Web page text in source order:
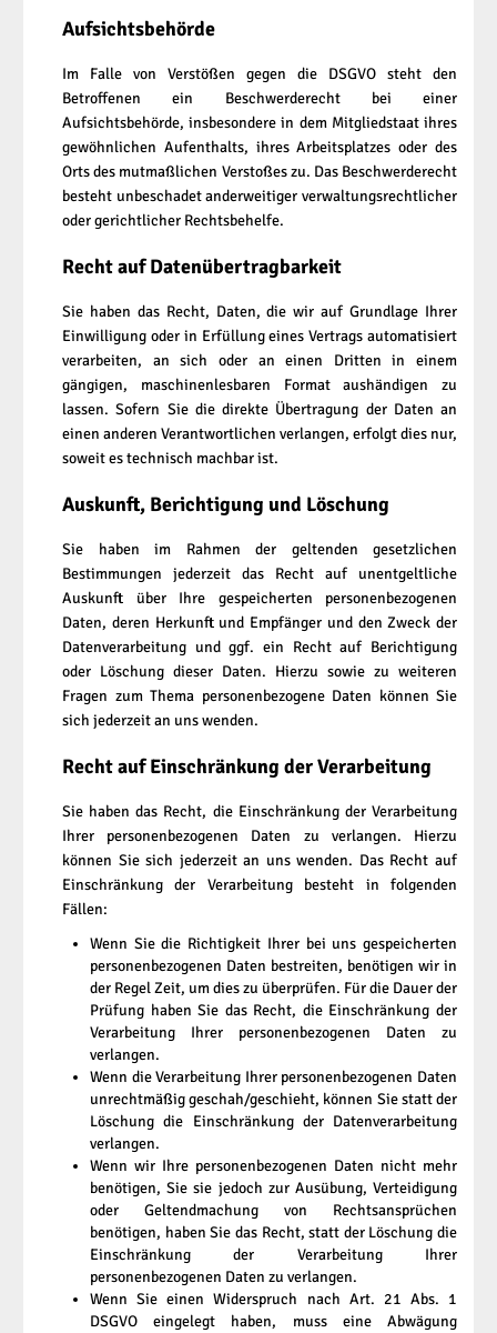
Aufsichts­behörde
Im Falle von Verstößen gegen die DSGVO steht den
Betroffenen ein Beschwerderecht bei einer
Aufsichtsbehörde, insbesondere in dem Mitgliedstaat ihres
gewöhnlichen Aufenthalts, ihres Arbeitsplatzes oder des
Orts des mutmaßlichen Verstoßes zu. Das Beschwerderecht
besteht unbeschadet anderweitiger verwaltungsrechtlicher
oder gerichtlicher Rechtsbehelfe.
Recht auf Daten­übertrag­barkeit
Sie haben das Recht, Daten, die wir auf Grundlage Ihrer
Einwilligung oder in Erfüllung eines Vertrags automatisiert
verarbeiten, an sich oder an einen Dritten in einem
gängigen, maschinenlesbaren Format aushändigen zu
lassen. Sofern Sie die direkte Übertragung der Daten an
einen anderen Verantwortlichen verlangen, erfolgt dies nur,
soweit es technisch machbar ist.
Auskunft, Berichtigung und Löschung
Sie haben im Rahmen der geltenden gesetzlichen
Bestimmungen jederzeit das Recht auf unentgeltliche
Auskunft über Ihre gespeicherten personenbezogenen
Daten, deren Herkunft und Empfänger und den Zweck der
Datenverarbeitung und ggf. ein Recht auf Berichtigung
oder Löschung dieser Daten. Hierzu sowie zu weiteren
Fragen zum Thema personenbezogene Daten können Sie
sich jederzeit an uns wenden.
Recht auf Einschränkung der Verarbeitung
Sie haben das Recht, die Einschränkung der Verarbeitung
Ihrer personenbezogenen Daten zu verlangen. Hierzu
können Sie sich jederzeit an uns wenden. Das Recht auf
Einschränkung der Verarbeitung besteht in folgenden
Fällen:
Wenn Sie die Richtigkeit Ihrer bei uns gespeicherten
personenbezogenen Daten bestreiten, benötigen wir in
der Regel Zeit, um dies zu überprüfen. Für die Dauer der
Prüfung haben Sie das Recht, die Einschränkung der
Verarbeitung Ihrer personenbezogenen Daten zu
verlangen.
Wenn die Verarbeitung Ihrer personenbezogenen Daten
unrechtmäßig geschah/geschieht, können Sie statt der
Löschung die Einschränkung der Datenverarbeitung
verlangen.
Wenn wir Ihre personenbezogenen Daten nicht mehr
benötigen, Sie sie jedoch zur Ausübung, Verteidigung
oder Geltendmachung von Rechtsansprüchen
benötigen, haben Sie das Recht, statt der Löschung die
Einschränkung der Verarbeitung Ihrer
personenbezogenen Daten zu verlangen.
Wenn Sie einen Widerspruch nach Art. 21 Abs. 1
DSGVO eingelegt haben, muss eine Abwägung